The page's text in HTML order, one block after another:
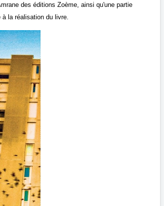
des éditions Zoème, ainsi qu'une partie
la réalisation du livre.